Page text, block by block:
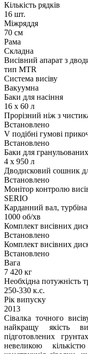
Кількість рядків
16 шт.
Міжряддя
70 см
Рама
Cкладна
Висівний апарат з
тип MTR
Система висіву
Вакуумна
Баки для насіння
16 х 60 л
Прорізний ніж з
Встановлено
V подібні гумові
Встановлено
Баки для
4 х 950 л
Дводисковий сошник
Встановлено
Монітор контролю
SERIO
Карданний вал, турбіна
1000 об/хв
Комплект висівних
Встановлено
Комплект висівних
Встановлено
Вага
7 420 кг
Необхідна потужність
250-330 к.с.
Рік випуску
2013
Сівалка точного
найкращу якість
підготовлених
невеликою